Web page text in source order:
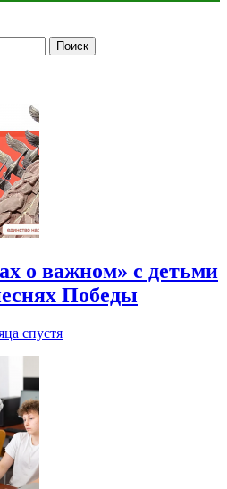
о важном» с детьми
Победы
спустя